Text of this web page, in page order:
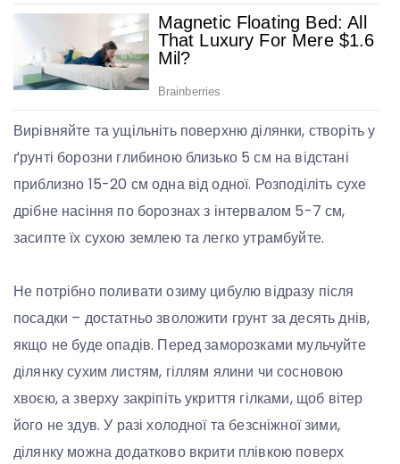
Вирівняйте та ущільніть поверхню ділянки, створіть у
ґрунті борозни глибиною близько 5 см на відстані
приблизно 15-20 см одна від одної. Розподіліть сухе
дрібне насіння по борознах з інтервалом 5-7 см,
засипте їх сухою землею та легко утрамбуйте.
Не потрібно поливати озиму цибулю відразу після
посадки – достатньо зволожити грунт за десять днів,
якщо не буде опадів. Перед заморозками мульчуйте
ділянку сухим листям, гіллям ялини чи сосновою
хвоєю, а зверху закріпіть укриття гілками, щоб вітер
його не здув. У разі холодної та безсніжної зими,
ділянку можна додатково вкрити плівкою поверх